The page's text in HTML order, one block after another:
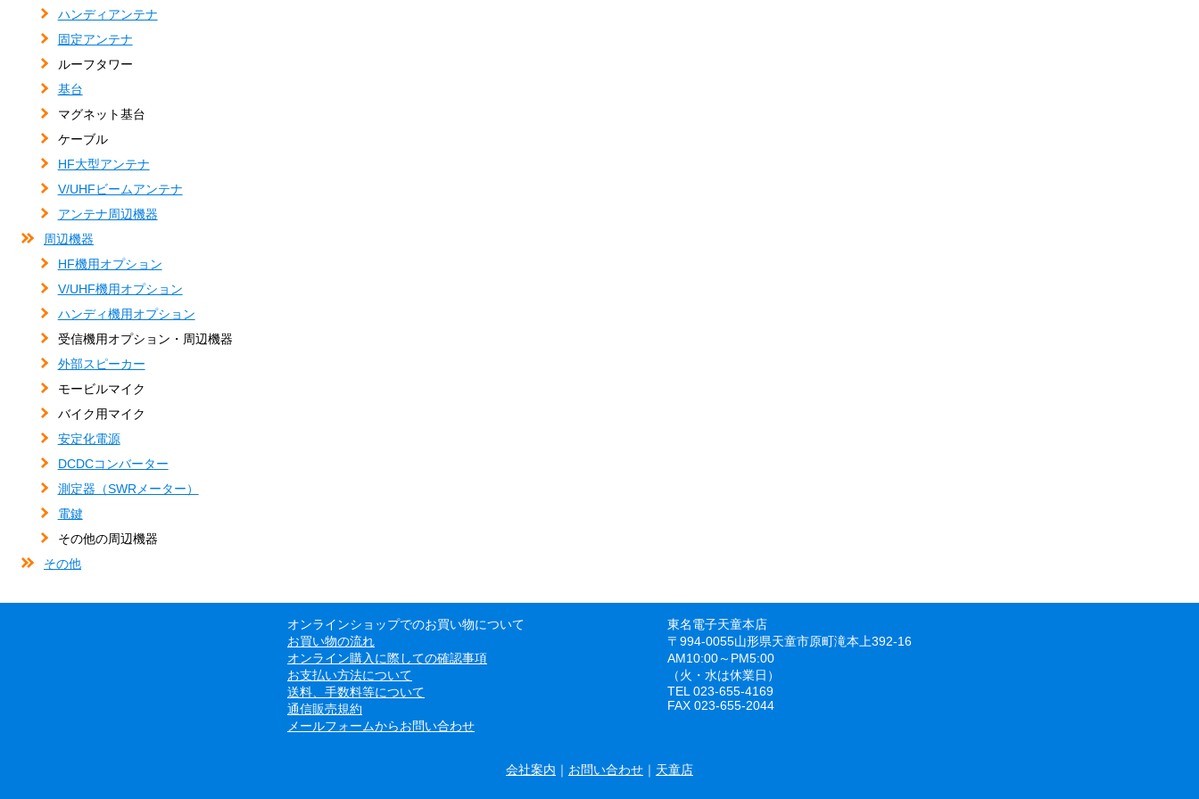
ハンディアンテナ
固定アンテナ
ルーフタワー
基台
マグネット基台
ケーブル
HF大型アンテナ
V/UHFビームアンテナ
アンテナ周辺機器
周辺機器
HF機用オプション
V/UHF機用オプション
ハンディ機用オプション
受信機用オプション・周辺機器
外部スピーカー
モービルマイク
バイク用マイク
安定化電源
DCDCコンバーター
測定器（SWRメーター）
電鍵
その他の周辺機器
その他
オンラインショップでのお買い物について
お買い物の流れ
オンライン購入に際しての確認事項
お支払い方法について
送料、手数料等について
通信販売規約
メールフォームからお問い合わせ
東名電子天童本店
〒994-0055山形県天童市原町滝本上392-16
AM10:00～PM5:00
（火・水は休業日）
TEL 023-655-4169
FAX 023-655-2044
会社案内 ｜ お問い合わせ ｜ 天童店